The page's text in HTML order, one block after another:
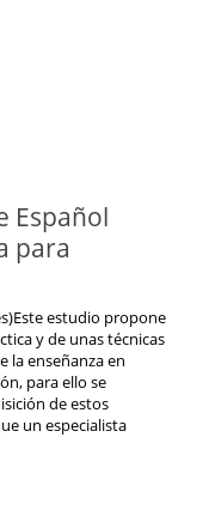
Español
para
estudio propone
y de unas técnicas
la enseñanza en
para ello se
de estos
un especialista